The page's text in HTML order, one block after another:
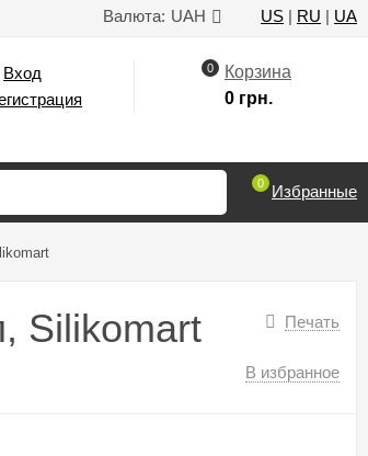
Валюта: UAH US | RU | UA
Вход
0
Корзина
0 грн.
0 Избранные
Печать
Silikomart
В избранное